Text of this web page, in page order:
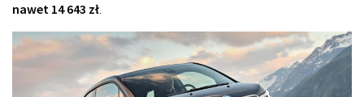
nawet 14 643 zł.